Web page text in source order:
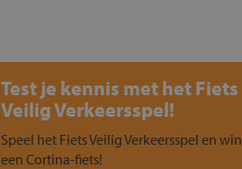
Test je kennis met het Fiets
Veilig Verkeersspel!
Speel het Fiets Veilig Verkeersspel en win
een Cortina-fiets!